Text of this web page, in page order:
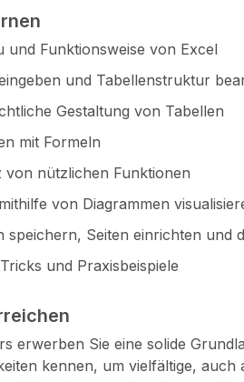
und Funktionsweise von Excel
und Tabellenstruktur
Gestaltung von Tabellen
mit Formeln
von nützlichen Funktionen
von Diagrammen
speichern, Seiten einrichten und
und Praxisbeispiele
erwerben Sie eine solide
kennen, um vielfältige,